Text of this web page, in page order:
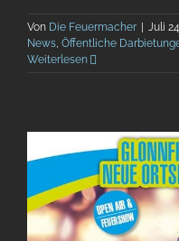
Von Die Feuermacher | Juli
News Öffentliche
Weiterlesen